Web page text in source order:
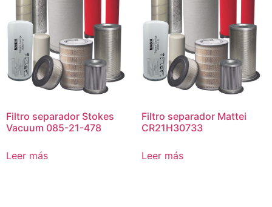
Filtro separador Stokes
Vacuum 085-21-478
Leer más
Filtro separador Mattei
CR21H30733
Leer más